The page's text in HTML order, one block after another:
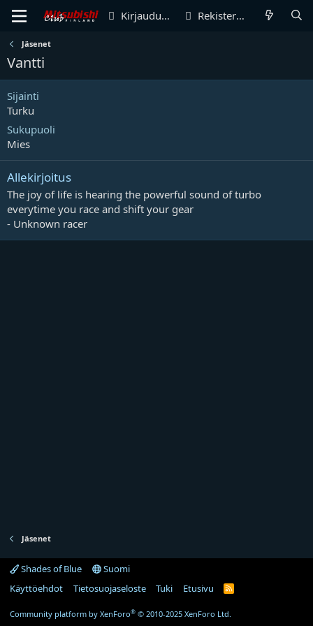
Kirjaudu sisään Rekisteröidy
Jäsenet
Vantti
Sijainti
Turku
Sukupuoli
Mies
Allekirjoitus
The joy of life is hearing the powerful sound of turbo
everytime you race and shift your gear
- Unknown racer
Jäsenet
Shades of Blue
Suomi
Käyttöehdot
Tietosuojaseloste Tuki Etusivu
R
Community platform by XenForo® © 2010-2025 XenForo Ltd.